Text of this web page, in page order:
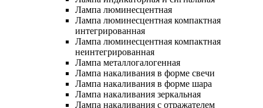
Лампа люминесцентная
Лампа люминесцентная компактная
интегрированная
Лампа люминесцентная компактная
неинтегрированная
Лампа металлогалогенная
Лампа накаливания в форме свечи
Лампа накаливания в форме шара
Лампа накаливания зеркальная
Лампа накаливания с отражателем